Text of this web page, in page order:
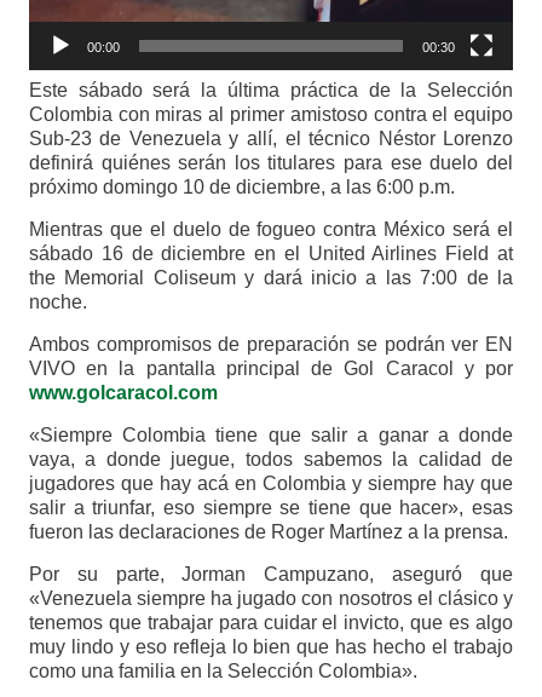
00:00 00:30
Este sábado será la última práctica de la Selección
Colombia con miras al primer amistoso contra el equipo
Sub-23 de Venezuela y allí, el técnico Néstor Lorenzo
definirá quiénes serán los titulares para ese duelo del
próximo domingo 10 de diciembre, a las 6:00 p.m.
Mientras que el duelo de fogueo contra México será el
sábado 16 de diciembre en el United Airlines Field at
the Memorial Coliseum y dará inicio a las 7:00 de la
noche.
Ambos compromisos de preparación se podrán ver EN
VIVO en la pantalla principal de Gol Caracol y por
www.golcaracol.com
«Siempre Colombia tiene que salir a ganar a donde
vaya, a donde juegue, todos sabemos la calidad de
jugadores que hay acá en Colombia y siempre hay que
salir a triunfar, eso siempre se tiene que hacer», esas
fueron las declaraciones de Roger Martínez a la prensa.
Por su parte, Jorman Campuzano, aseguró que
«Venezuela siempre ha jugado con nosotros el clásico y
tenemos que trabajar para cuidar el invicto, que es algo
muy lindo y eso refleja lo bien que has hecho el trabajo
como una familia en la Selección Colombia».